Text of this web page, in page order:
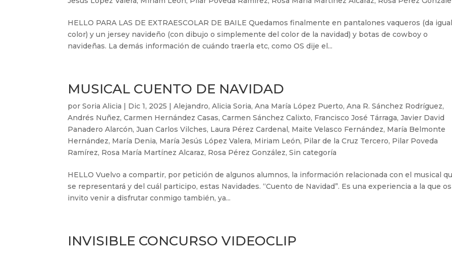
HELLO PARA LAS DE EXTRAESCOLAR DE BAILE Quedamos finalmente en pantalones vaqueros (da
color) y un jersey navideño (con dibujo o simplemente del color de la navidad) y botas de cowboy o
navideñas. La demás información de cuándo traerla etc, como OS dije el...
MUSICAL CUENTO DE NAVIDAD
porSoria Alicia | Dic 1, 2025 |Alejandro,Alicia Soria,Ana María López Puerto,Ana R. Sánchez Rodríguez,
Andrés Nuñez,Carmen Hernández Casas,Carmen Sánchez Calixto, Francisco José Tárraga,Javier David
Panadero Alarcón,Juan Carlos Vilches, Laura Pérez Cardenal, Maite Velasco Fernández, María Belmonte
Hernández, María Denia, María Jesús López Valera, Miriam León, Pilar de la Cruz Tercero, Pilar Poveda
Ramírez, Rosa María Martínez Alcaraz, Rosa Pérez González,Sin categoría
HELLO Vuelvo a compartir, por petición de algunos alumnos, la información relacionada con el musical
se representará y del cuál participo, estas Navidades. “Cuento de Navidad”. Es una experiencia a la que os
invito venir a disfrutar conmigo también, ya...
INVISIBLE CONCURSO VIDEOCLIP